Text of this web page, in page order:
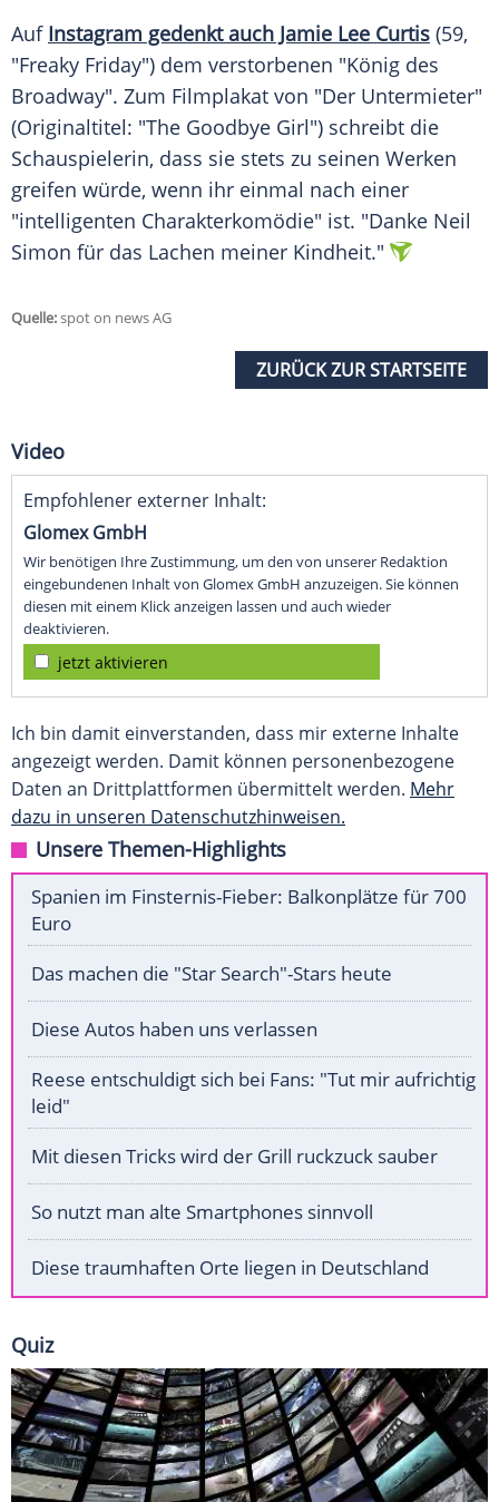
Auf Instagram gedenkt auch Jamie Lee Curtis (59,
"Freaky Friday") dem verstorbenen "König des
Broadway". Zum Filmplakat von "Der Untermieter"
(Originaltitel: "The Goodbye Girl") schreibt die
Schauspielerin, dass sie stets zu seinen Werken
greifen würde, wenn ihr einmal nach einer
"intelligenten Charakterkomödie" ist. "Danke Neil
Simon für das Lachen meiner Kindheit."
Quelle:spot on news AG
ZURÜCK ZUR STARTSEITE
Video
Empfohlener externer Inhalt:
Glomex GmbH
Wir benötigen Ihre Zustimmung, um den von unserer Redaktion
eingebundenen Inhalt von Glomex GmbH anzuzeigen. Sie können
diesen mit einem Klick anzeigen lassen und auch wieder
deaktivieren.
jetzt aktivieren
Ich bin damit einverstanden, dass mir externe Inhalte
angezeigt werden. Damit können personenbezogene
Daten an Drittplattformen übermittelt werden. Mehr
dazu in unseren Datenschutzhinweisen.
Unsere Themen-Highlights
Spanien im Finsternis-Fieber: Balkonplätze für 700
Euro
Das machen die "Star Search"-Stars heute
Diese Autos haben uns verlassen
Reese entschuldigt sich bei Fans: "Tut mir aufrichtig
leid"
Mit diesen Tricks wird der Grill ruckzuck sauber
So nutzt man alte Smartphones sinnvoll
Diese traumhaften Orte liegen in Deutschland
Quiz